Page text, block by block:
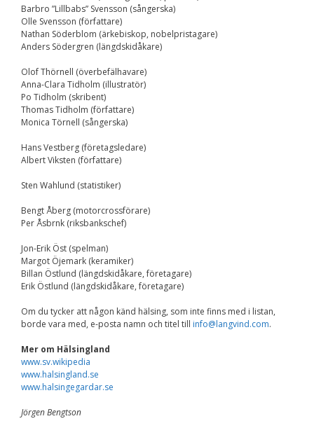
Barbro ”Lillbabs” Svensson (sångerska)
Olle Svensson (författare)
Nathan Söderblom (ärkebiskop, nobelpristagare)
Anders Södergren (längdskidåkare)
Olof Thörnell (överbefälhavare)
Anna-Clara Tidholm (illustratör)
Po Tidholm (skribent)
Thomas Tidholm (författare)
Monica Törnell (sångerska)
Hans Vestberg (företagsledare)
Albert Viksten (författare)
Sten Wahlund (statistiker)
Bengt Åberg (motorcrossförare)
Per Åsbrnk (riksbankschef)
Jon-Erik Öst (spelman)
Margot Öjemark (keramiker)
Billan Östlund (längdskidåkare, företagare)
Erik Östlund (längdskidåkare, företagare)
Om du tycker att någon känd hälsing, som inte finns med i listan,
borde vara med, e-posta namn och titel till info@langvind.com.
Mer om Hälsingland
www.sv.wikipedia
www.halsingland.se
www.halsingegardar.se
Jörgen Bengtson